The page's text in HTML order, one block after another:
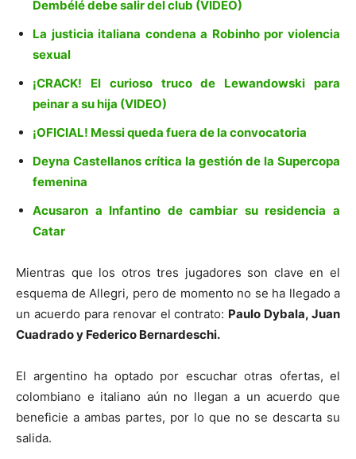
Dembélé debe salir del club (VIDEO)
La justicia italiana condena a Robinho por violencia
sexual
¡CRACK! El curioso truco de Lewandowski para
peinar a su hija (VIDEO)
¡OFICIAL! Messi queda fuera de la convocatoria
Deyna Castellanos crítica la gestión de la Supercopa
femenina
Acusaron a Infantino de cambiar su residencia a
Catar
Mientras que los otros tres jugadores son clave en el
esquema de Allegri, pero de momento no se ha llegado a
un acuerdo para renovar el contrato: Paulo Dybala, Juan
Cuadrado y Federico Bernardeschi.
El argentino ha optado por escuchar otras ofertas, el
colombiano e italiano aún no llegan a un acuerdo que
beneficie a ambas partes, por lo que no se descarta su
salida.